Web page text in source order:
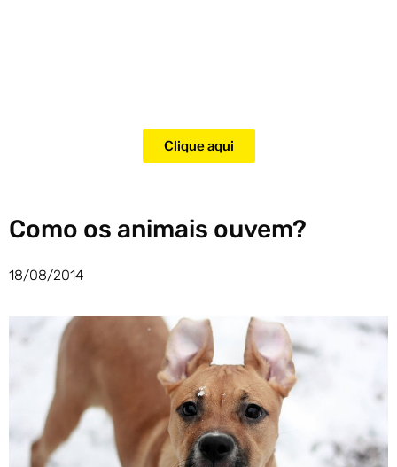
Clique aqui
Como os animais ouvem?
18/08/2014